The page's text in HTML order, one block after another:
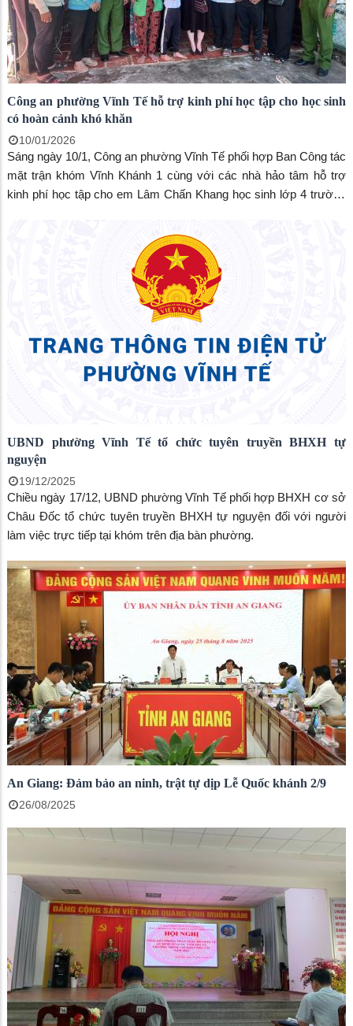
Công an phường Vĩnh Tế hỗ trợ kinh phí học tập cho học sinh
có hoàn cảnh khó khăn
10/01/2026
Sáng ngày 10/1, Công an phường Vĩnh Tế phối hợp Ban Công tác
mặt trận khóm Vĩnh Khánh 1 cùng với các nhà hảo tâm hỗ trợ
kinh phí học tập cho em Lâm Chấn Khang học sinh lớp 4 trường
UBND phường Vĩnh Tế tổ chức tuyên truyền BHXH tự
nguyện
19/12/2025
Chiều ngày 17/12, UBND phường Vĩnh Tế phối hợp BHXH cơ sở
Châu Đốc tổ chức tuyên truyền BHXH tự nguyện đối với người
làm việc trực tiếp tại khóm trên địa bàn phường.
An Giang: Đảm bảo an ninh, trật tự dịp Lễ Quốc khánh 2/9
26/08/2025